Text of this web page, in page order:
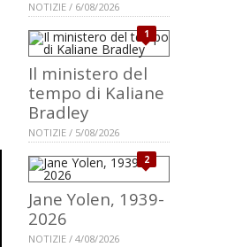
NOTIZIE / 6/08/2026
1
Il ministero del
tempo di Kaliane
Bradley
NOTIZIE / 5/08/2026
2
Jane Yolen, 1939-
2026
NOTIZIE / 4/08/2026